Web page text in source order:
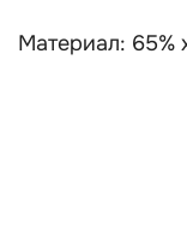
Материал: 65%